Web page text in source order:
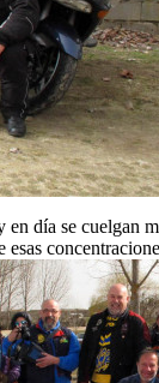
en día se cuelgan
esas